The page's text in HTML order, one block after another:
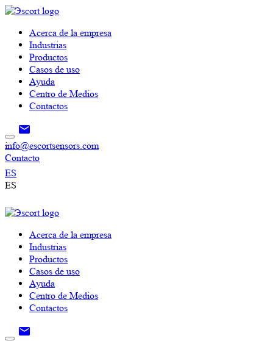
Acerca de la empresa
Industrias
Productos
Casos de uso
Ayuda
Centro de Medios
Contactos
info@escortsensors.com
Contacto
ES
ES
Acerca de la empresa
Industrias
Productos
Casos de uso
Ayuda
Centro de Medios
Contactos